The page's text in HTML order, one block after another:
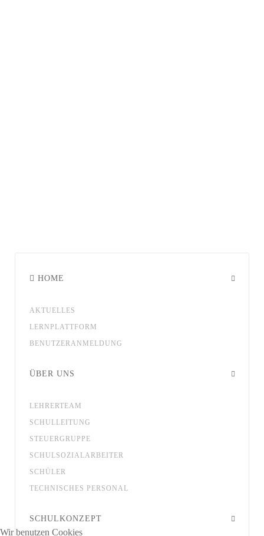
HOME
AKTUELLES
LERNPLATTFORM
BENUTZERANMELDUNG
ÜBER UNS
LEHRERTEAM
SCHULLEITUNG
STEUERGRUPPE
SCHULSOZIALARBEITER
SCHÜLER
TECHNISCHES PERSONAL
SCHULKONZEPT
Wir benutzen Cookies